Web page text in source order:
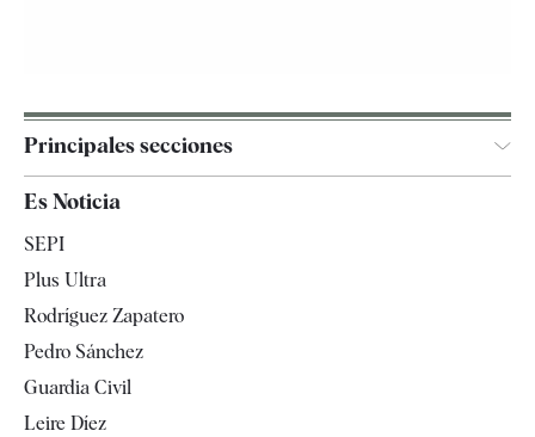
Principales secciones
España
Televisión
Es Noticia
SEPI
Plus Ultra
Rodríguez Zapatero
Pedro Sánchez
Guardia Civil
Leire Díez